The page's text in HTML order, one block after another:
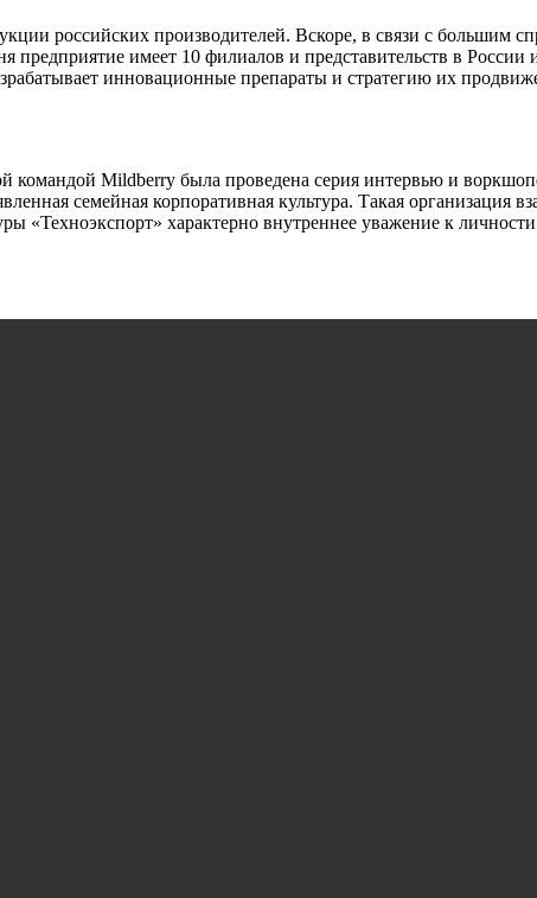
российских производителей. Вскоре, в связи с большим
имеет 10 филиалов и представительств в России
инновационные препараты и стратегию их
командой Mildberry была проведена серия интервью и
семейная корпоративная культура. Такая организация
характерно внутреннее уважение к